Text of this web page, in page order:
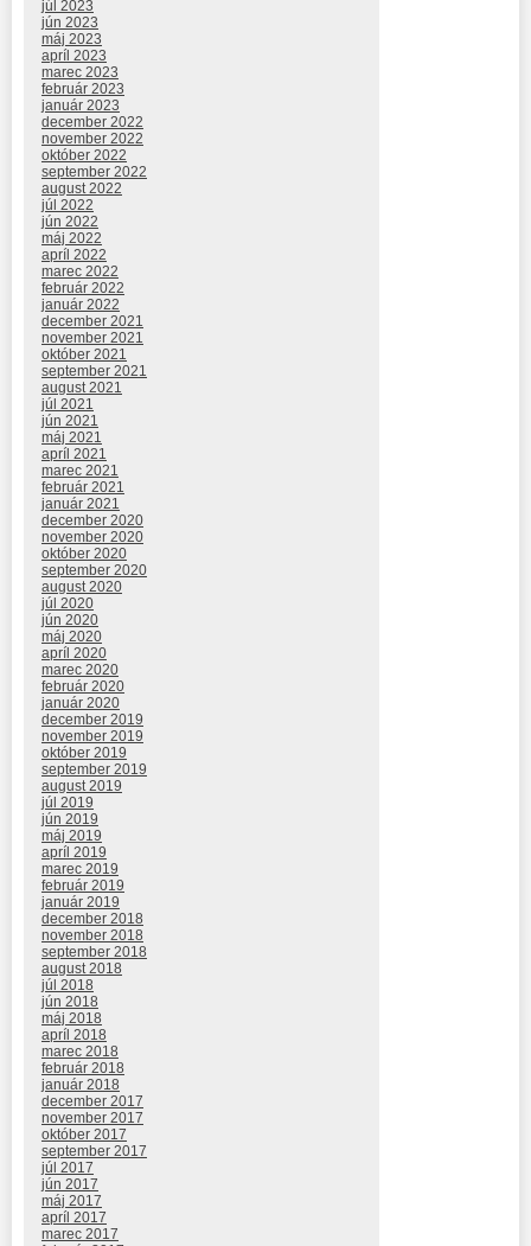
júl 2023
jún 2023
máj 2023
apríl 2023
marec 2023
február 2023
január 2023
december 2022
november 2022
október 2022
september 2022
august 2022
júl 2022
jún 2022
máj 2022
apríl 2022
marec 2022
február 2022
január 2022
december 2021
november 2021
október 2021
september 2021
august 2021
júl 2021
jún 2021
máj 2021
apríl 2021
marec 2021
február 2021
január 2021
december 2020
november 2020
október 2020
september 2020
august 2020
júl 2020
jún 2020
máj 2020
apríl 2020
marec 2020
február 2020
január 2020
december 2019
november 2019
október 2019
september 2019
august 2019
júl 2019
jún 2019
máj 2019
apríl 2019
marec 2019
február 2019
január 2019
december 2018
november 2018
september 2018
august 2018
júl 2018
jún 2018
máj 2018
apríl 2018
marec 2018
február 2018
január 2018
december 2017
november 2017
október 2017
september 2017
júl 2017
jún 2017
máj 2017
apríl 2017
marec 2017